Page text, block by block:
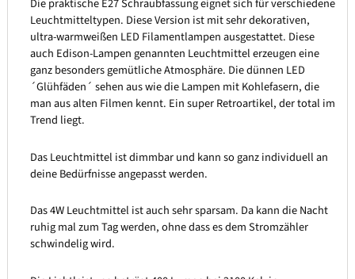
Die praktische E27 Schraubfassung eignet sich für verschiedene
Leuchtmitteltypen. Diese Version ist mit sehr dekorativen,
ultra-warmweißen LED Filamentlampen ausgestattet. Diese
auch Edison-Lampen genannten Leuchtmittel erzeugen eine
ganz besonders gemütliche Atmosphäre. Die dünnen LED
´Glühfäden´ sehen aus wie die Lampen mit Kohlefasern, die
man aus alten Filmen kennt. Ein super Retroartikel, der total im
Trend liegt.
Das Leuchtmittel ist dimmbar und kann so ganz individuell an
deine Bedürfnisse angepasst werden.
Das 4W Leuchtmittel ist auch sehr sparsam. Da kann die Nacht
ruhig mal zum Tag werden, ohne dass es dem Stromzähler
schwindelig wird.